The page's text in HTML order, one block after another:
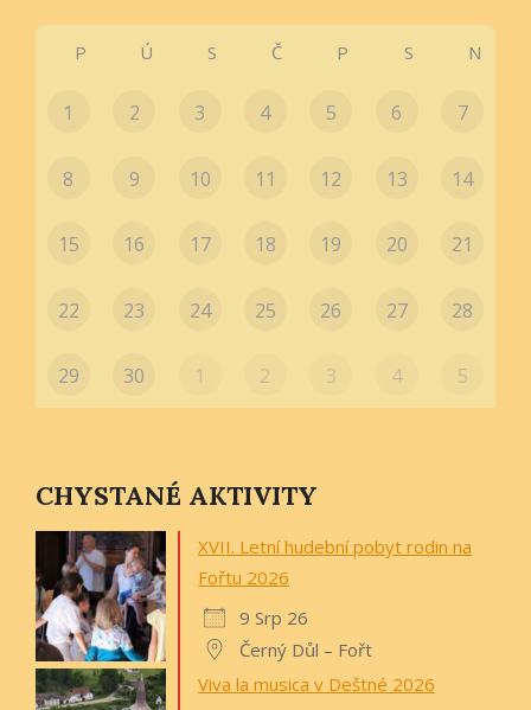
P Ú S Č P S N
1 2 3 4 5 6 7
8 9 10 11 12 13 14
15 16 17 18 19 20 21
22 23 24 25 26 27 28
29 30 1 2 3 4 5
CHYSTANÉ AKTIVITY
XVII. Letní hudební pobyt rodin na
Fořtu 2026
9 Srp 26
Černý Důl – Fořt
Viva la musica v Deštné 2026